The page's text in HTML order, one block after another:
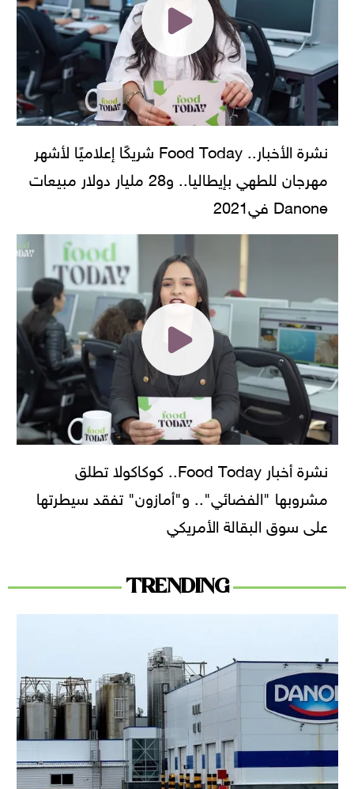
نشرة الأخبار.. Food Today شريكًا إعلاميًا لأشهر
مهرجان للطهي بإيطاليا.. و28 مليار دولار مبيعات
Danone في2021
نشرة أخبار Food Today.. كوكاكولا تطلق
مشروبها "الفضائي".. و"أمازون" تفقد سيطرتها
على سوق البقالة الأمريكي
TRENDING